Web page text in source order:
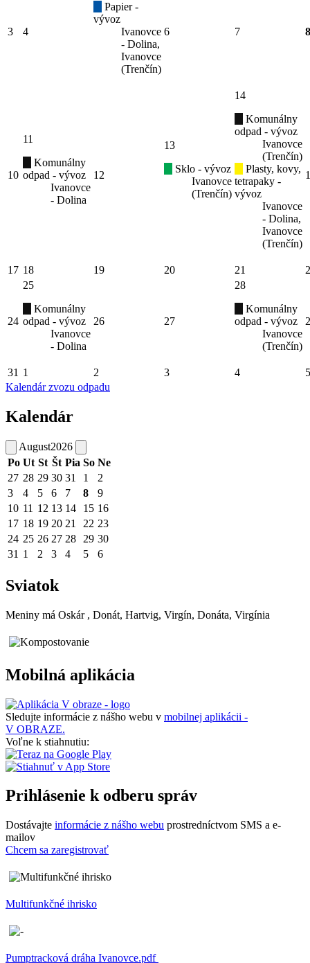
3 4
Papier -
vývoz
Ivanovce
- Dolina,
Ivanovce
(Trenčín)
6 7 8
10
11
Komunálny
odpad - vývoz
Ivanovce
- Dolina
12
13
Sklo - vývoz
Ivanovce
(Trenčín)
14
Komunálny
odpad - vývoz
Ivanovce
(Trenčín)
Plasty, kovy,
tetrapaky -
vývoz
Ivanovce
- Dolina,
Ivanovce
(Trenčín)
17 18 19 20 21
24
25
Komunálny
odpad - vývoz
Ivanovce
- Dolina
26 27
28
Komunálny
odpad - vývoz
Ivanovce
(Trenčín)
31 1 2 3 4
5
Kalendár zvozu odpadu
Kalendár
August2026
Po Ut St Št Pia So Ne
27 28 29 30 31 1
2
3
4 5 6 7 8
9
10 11 12 13 14 15 16
17 18 19 20 21 22 23
24 25 26 27 28 29 30
31 1 2 3 4 5 6
Sviatok
Meniny má Oskár , Donát, Hartvig, Virgín, Donáta, Virgínia
Mobilná aplikácia
Sledujte informácie z nášho webu v mobilnej aplikácii -
V OBRAZE.
Voľne k stiahnutiu:
Prihlásenie k odberu správ
Dostávajte informácie z nášho webu prostredníctvom SMS a e-
mailov
Chcem sa zaregistrovať
Multifunkčné ihrisko
Pumptracková dráha Ivanovce.pdf